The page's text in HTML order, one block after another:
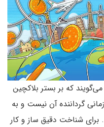
که بر بستر بلاکچین
گرداننده آن نیست و به
برای شناخت دقیق ساز و کار